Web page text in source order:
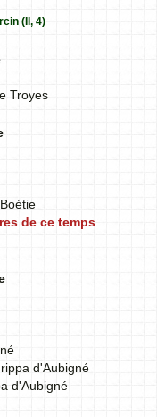
(II, 4)
Troyes
de ce temps
d'Aubigné
d'Aubigné